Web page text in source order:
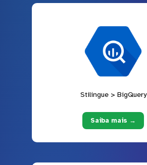
Stilingue > BigQuery
Saiba mais →